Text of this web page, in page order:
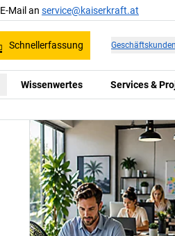
Mail an service@kaiserkraft.at
Schnellerfassung Geschäftskunden
Wissenwertes Services &